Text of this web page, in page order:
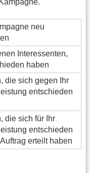
neu
Interessenten,
haben
die sich gegen Ihr
entschieden
die sich für Ihr
entschieden
erteilt haben